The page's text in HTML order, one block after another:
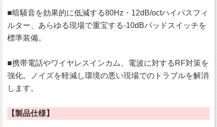
■暗騒音を効果的に低減する80Hz・12dB/octハイパスフィ
ルター、あらゆる現場で重宝する-10dBパッドスイッチを
標準装備。
■携帯電話やワイヤレスインカム、電波に対するRF対策を
強化。ノイズを軽減し環境の悪い現場でのトラブルを解消
します。
【製品仕様】